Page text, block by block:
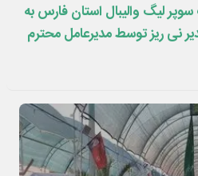
لیگ والیبال استان فارس به
نی ریز توسط مدیرعامل محترم